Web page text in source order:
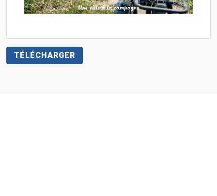
TÉLÉCHARGER